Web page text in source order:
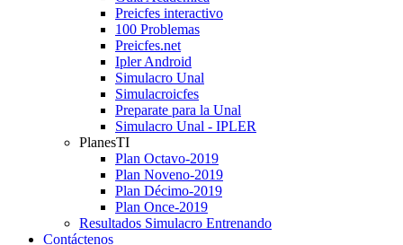
Preicfes interactivo
100 Problemas
Preicfes.net
Ipler Android
Simulacro Unal
Simulacroicfes
Preparate para la Unal
Simulacro Unal - IPLER
PlanesTI
Plan Octavo-2019
Plan Noveno-2019
Plan Décimo-2019
Plan Once-2019
Resultados Simulacro Entrenando
Contáctenos